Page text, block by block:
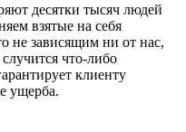
десятки тысяч людей
взятые на себя
не зависящим ни от нас,
что-либо
клиенту
ущерба.